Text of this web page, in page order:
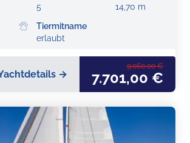
5
14,70 m
Tiermitname
erlaubt
→
9.060,00 €
7.701,00 €